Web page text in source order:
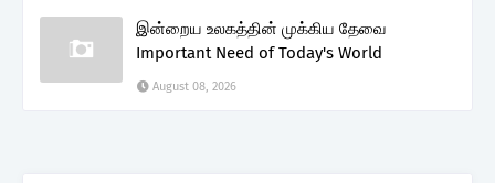
இன்றைய உலகத்தின் முக்கிய தேவை
Important Need of Today's World
August 08, 2026